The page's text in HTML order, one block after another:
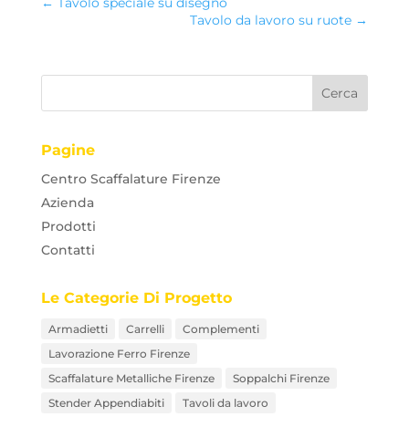
Tavolo da lavoro su ruote →
Pagine
Centro Scaffalature Firenze
Azienda
Prodotti
Contatti
Le Categorie Di Progetto
Armadietti Carrelli
Complementi
Lavorazione Ferro Firenze
Scaffalature Metalliche Firenze
Soppalchi Firenze
Stender Appendiabiti
Tavoli da lavoro